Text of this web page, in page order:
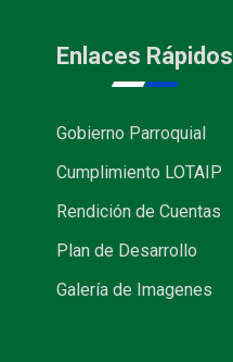
Enlaces Rápidos
Gobierno Parroquial
Cumplimiento LOTAIP
Rendición de Cuentas
Plan de Desarrollo
Galería de Imagenes